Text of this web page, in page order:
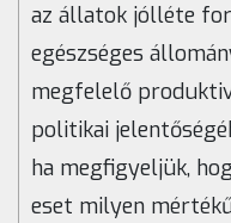
az állatok jólléte
egészséges
megfelelő
politikai
ha megfigyeljük,
eset milyen